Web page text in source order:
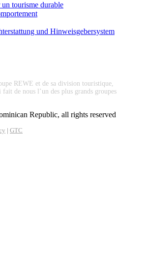
tourisme durable
und Hinweisgebersystem
REWE et de sa division touristique,
de nous l’un des plus grands groupes
Republic, all rights reserved
| GTC